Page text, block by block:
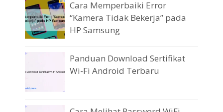
Cara Memperbaiki Error
“Kamera Tidak Bekerja” pada
HP Samsung
Panduan Download Sertifikat
Wi-Fi Android Terbaru